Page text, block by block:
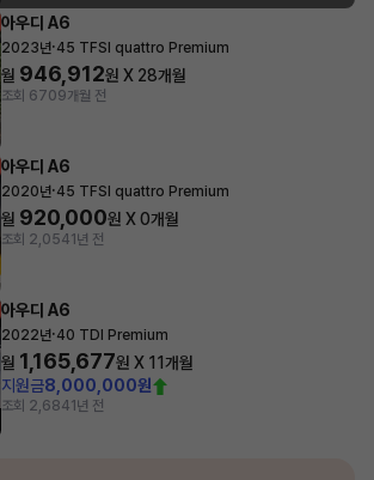
아우디 A6
2023년·45 TFSI quattro Premium
월 946,912원 X 28개월
조회 6709개월 전
아우디 A6
2020년·45 TFSI quattro Premium
월 920,000원 X0개월
조회 2,0541년 전
아우디 A6
2022년·40 TDI Premium
월 1,165,677원 X 11개월
지원금8,000,000원
조회 2,6841년 전